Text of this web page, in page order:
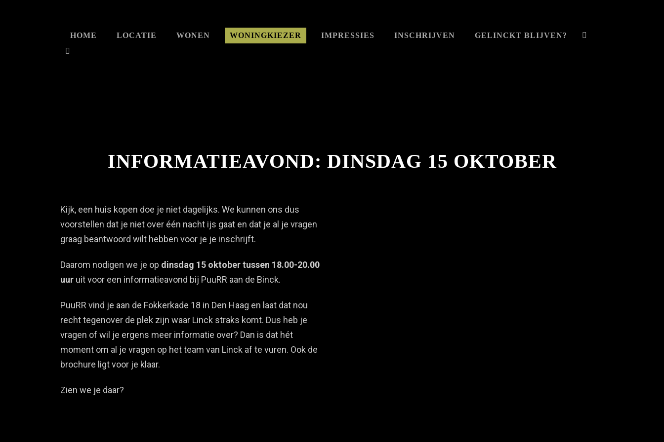
HOME LOCATIE WONEN WONINGKIEZER IMPRESSIES INSCHRIJVEN GELINCKT BLIJVEN?
INFORMATIEAVOND: DINSDAG 15 OKTOBER
Kijk, een huis kopen doe je niet dagelijks. We kunnen ons dus
voorstellen dat je niet over één nacht ijs gaat en dat je al je vragen
graag beantwoord wilt hebben voor je je inschrijft.
Daarom nodigen we je op dinsdag 15 oktobertussen 18.00-20.00
uur uit voor een informatieavond bij PuuRR aan de Binck.
PuuRR vind je aan de Fokkerkade 18 in Den Haag en laat dat nou
recht tegenover de plek zijn waar Linck straks komt. Dus heb je
vragen of wil je ergens meer informatie over? Dan is dat hét
moment om al je vragen op het team van Linck af te vuren. Ook de
brochure ligt voor je klaar.
Zien we je daar?